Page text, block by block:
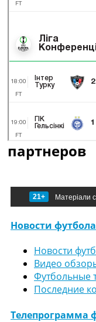
партнеров
21+ Матеріали
Новости футбола
Новости
Видео
Футбольные
Последние
Телепрограмма